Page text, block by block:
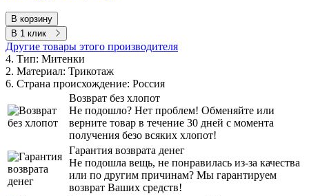
В корзину
В 1 клик
Другие товары этого производителя
4. Тип: Митенки
2. Материал: Трикотаж
6. Страна происхождение: Россия
Возврат без хлопот
Не подошло? Нет проблем! Обменяйте или
верните товар в течение 30 дней с момента
получения безо всяких хлопот!
Гарантия возврата денег
Не подошла вещь, не понравилась из-за качества
или по другим причинам? Мы гарантируем
возврат Ваших средств!